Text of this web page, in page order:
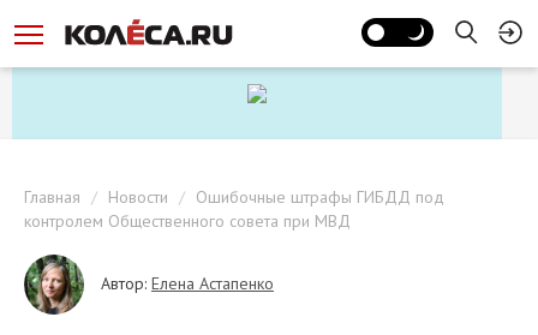
Главная Новости
Ошибочные штрафы ГИБДД под
контролем Общественного совета при МВД
Автор: Елена Астапенко